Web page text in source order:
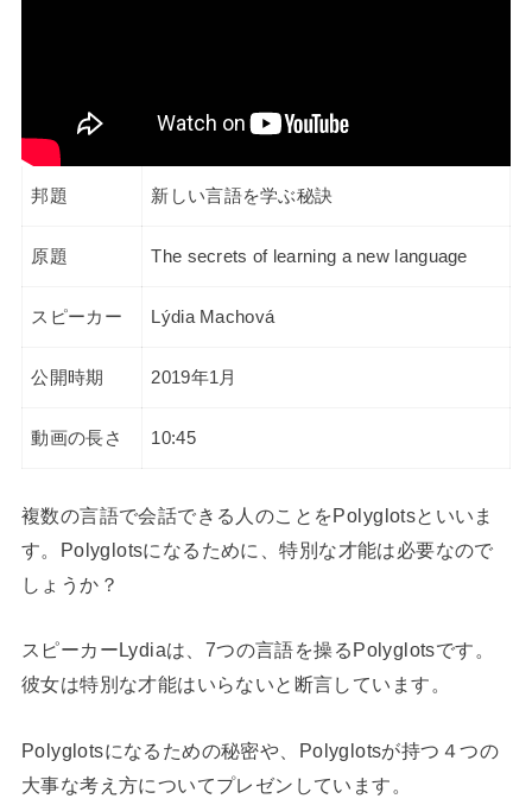
邦題 新しい言語を学ぶ秘訣
原題 The secrets of learning a new language
スピーカー Lýdia Machová
公開時期 2019年1月
動画の長さ 10:45
複数の言語で会話できる人のことをPolyglotsといいま
す。Polyglotsになるために、特別な才能は必要なので
しょうか？
スピーカーLydiaは、7つの言語を操るPolyglotsです。
彼女は特別な才能はいらないと断言しています。
Polyglotsになるための秘密や、Polyglotsが持つ４つの
大事な考え方についてプレゼンしています。